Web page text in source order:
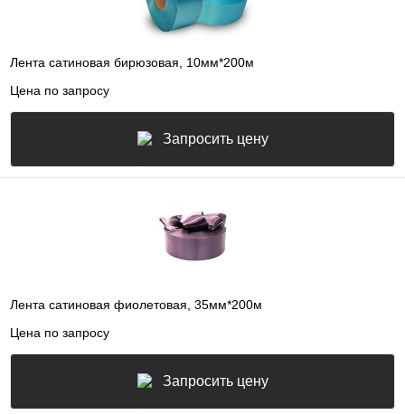
Лента сатиновая бирюзовая, 10мм*200м
Цена по запросу
Запросить цену
Лента сатиновая фиолетовая, 35мм*200м
Цена по запросу
Запросить цену